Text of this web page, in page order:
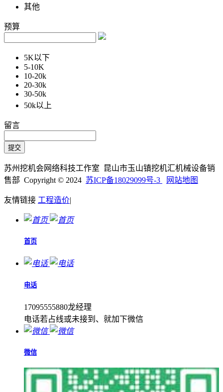
其他
预算
5K以下
5-10K
10-20k
20-30k
30-50k
50k以上
留言
苏州挖机会网络科技工作室 昆山市玉山镇挖机汇机械设备销
售部 Copyright © 2024 苏ICP备18029099号-3 网站地图
友情链接 工程造价|
首页
电话
17095555880龙经理
电话若占线或未接到、就加下微信
微信